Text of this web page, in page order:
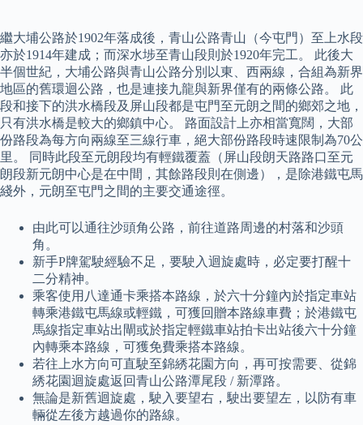
繼大埔公路於1902年落成後，青山公路青山（今屯門）至上水段
亦於1914年建成；而深水埗至青山段則於1920年完工。 此後大
半個世紀，大埔公路與青山公路分別以東、西兩線，合組為新界
地區的舊環迴公路，也是連接九龍與新界僅有的兩條公路。 此
段和接下的洪水橋段及屏山段都是屯門至元朗之間的鄉郊之地，
只有洪水橋是較大的鄉鎮中心。 路面設計上亦相當寬闊，大部
份路段為每方向兩線至三線行車，絕大部份路段時速限制為70公
里。 同時此段至元朗段均有輕鐵覆蓋（屏山段朗天路路口至元
朗段新元朗中心是在中間，其餘路段則在側邊），是除港鐵屯馬
綫外，元朗至屯門之間的主要交通途徑。
由此可以通往沙頭角公路，前往道路周邊的村落和沙頭
角。
新手P牌駕駛經驗不足，要駛入迴旋處時，必定要打醒十
二分精神。
乘客使用八達通卡乘搭本路線，於六十分鐘內於指定車站
轉乘港鐵屯馬線或輕鐵，可獲回贈本路線車費；於港鐵屯
馬線指定車站出閘或於指定輕鐵車站拍卡出站後六十分鐘
內轉乘本路線，可獲免費乘搭本路線。
若往上水方向可直駛至錦綉花園方向，再可按需要、從錦
綉花園迴旋處返回青山公路潭尾段 / 新潭路。
無論是新舊迴旋處，駛入要望右，駛出要望左，以防有車
輛從左後方越過你的路線。